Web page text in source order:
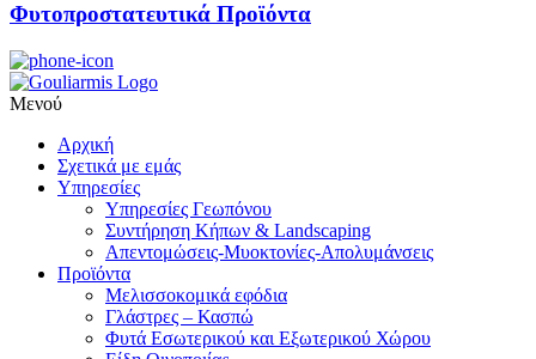
Φυτοπροστατευτικά Προϊόντα
Μενού
Αρχική
Σχετικά με εμάς
Υπηρεσίες
Υπηρεσίες Γεωπόνου
Συντήρηση Κήπων & Landscaping
Απεντομώσεις-Μυοκτονίες-Απολυμάνσεις
Προϊόντα
Μελισσοκομικά εφόδια
Γλάστρες – Κασπώ
Φυτά Εσωτερικού και Εξωτερικού Χώρου